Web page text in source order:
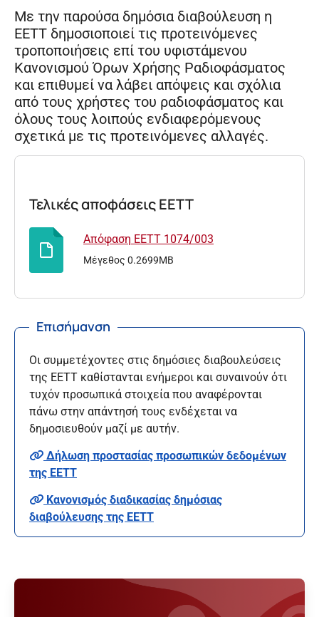
Με την παρούσα δημόσια διαβούλευση η
ΕΕΤΤ δημοσιοποιεί τις προτεινόμενες
τροποποιήσεις επί του υφιστάμενου
Κανονισμού Όρων Χρήσης Ραδιοφάσματος
και επιθυμεί να λάβει απόψεις και σχόλια
από τους χρήστες του ραδιοφάσματος και
όλους τους λοιπούς ενδιαφερόμενους
σχετικά με τις προτεινόμενες αλλαγές.
Τελικές αποφάσεις ΕΕΤΤ
Απόφαση ΕΕΤΤ 1074/003
Μέγεθος 0.2699MB
Επισήμανση
Οι συμμετέχοντες στις δημόσιες διαβουλεύσεις
της ΕΕΤΤ καθίστανται ενήμεροι και συναινούν ότι
τυχόν προσωπικά στοιχεία που αναφέρονται
πάνω στην απάντησή τους ενδέχεται να
δημοσιευθούν μαζί με αυτήν.
Δήλωση προστασίας προσωπικών δεδομένων
της ΕΕΤΤ
Κανονισμός διαδικασίας δημόσιας
διαβούλευσης της ΕΕΤΤ